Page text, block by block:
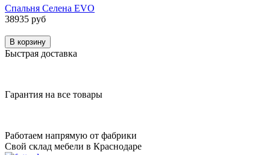
Спальня Селена EVO
38935 руб
В корзину
Быстрая доставка
Гарантия на все товары
Работаем напрямую от фабрики
Свой склад мебели в Краснодаре